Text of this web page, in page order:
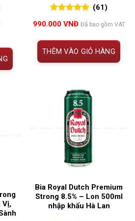
đánh giá
(61)
990.000 VNĐ Đã bao gồm VAT
THÊM VÀO GIỎ HÀNG
Bia Royal Dutch Premium
Strong 8.5% – Lon 500ml
nhập khẩu Hà Lan
Vị,